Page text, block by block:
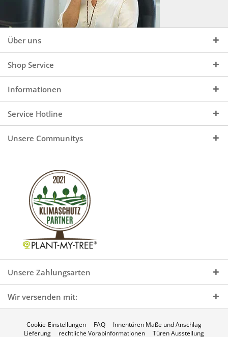
Über uns
Shop Service
Informationen
Service Hotline
Unsere Communitys
Unsere Zahlungsarten
Wir versenden mit:
Cookie-Einstellungen FAQ
Innentüren Maße und Anschlag
Lieferung
rechtliche Vorabinformationen Türen Ausstellung